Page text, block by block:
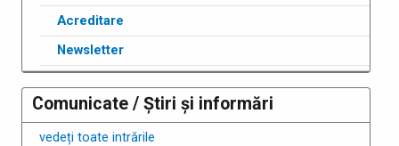
Acreditare
Newsletter
Comunicate / Știri și informări
vedeți toate intrările